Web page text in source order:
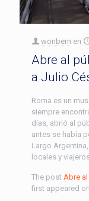
wonbern en
Abre al
a Julio
Roma es un
siempre
días, abrió al
antes se había
Largo
locales y
The post Abre
first appeared on